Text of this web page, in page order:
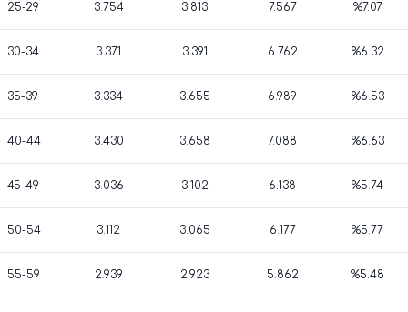
25-29 3.754 3.813 7.567 %7.07
30-34 3.371 3.391 6.762 %6.32
35-39 3.334 3.655 6.989 %6.53
40-44 3.430 3.658 7.088 %6.63
45-49 3.036 3.102 6.138 %5.74
50-54 3.112 3.065 6.177 %5.77
55-59 2.939 2.923 5.862 %5.48